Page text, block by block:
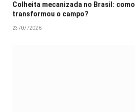
Colheita mecanizada no Brasil:
transformou o campo?
23/07/2026